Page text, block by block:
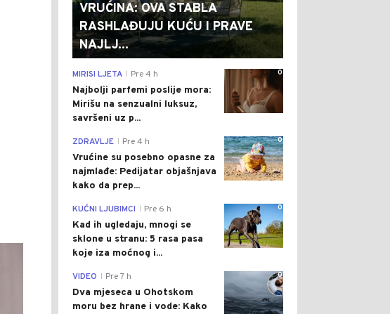
VRUĆINA: OVA STABLA
RASHLAĐUJU KUĆU I PRAVE
NAJLJ...
0
MIRISI LJETA Pre 4 h
Najbolji parfemi poslije mora:
Mirišu na senzualni luksuz,
savršeni uz p...
0
ZDRAVLJE Pre 4 h
Vrućine su posebno opasne za
najmlađe: Pedijatar objašnjava
kako da prep...
0
KUĆNI LJUBIMCI Pre 6 h
Kad ih ugledaju, mnogi se
sklone u stranu: 5 rasa pasa
koje iza moćnog i...
0
VIDEO Pre 7 h
Dva mjeseca u Ohotskom
moru bez hrane i vode: Kako